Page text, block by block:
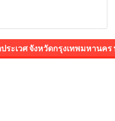
ระเวศ จังหวัดกรุงเทพมหานค